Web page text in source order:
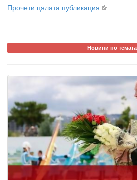
Прочети цялата публикация
Новини по темата